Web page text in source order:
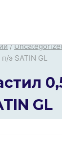
/
э SATIN GL
GL